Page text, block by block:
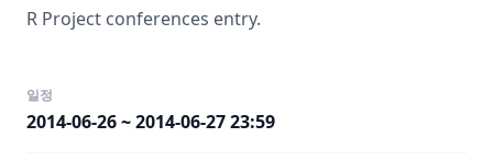
R Project conferences entry.
일정
2014-06-26 ~ 2014-06-27 23:59